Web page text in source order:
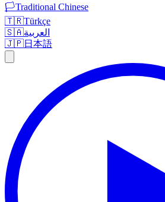
🏳️Traditional Chinese
🇹🇷Türkçe
🇸🇦العربية
🇯🇵日本語